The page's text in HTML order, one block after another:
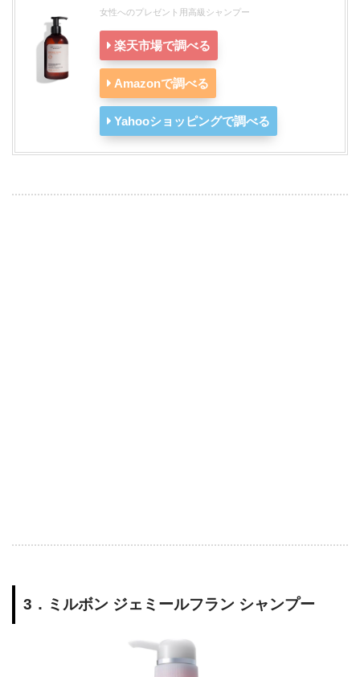
女性へのプレゼント用高級シャンプー
楽天市場で調べる
Amazonで調べる
Yahooショッピングで調べる
3．ミルボン ジェミールフラン シャンプー